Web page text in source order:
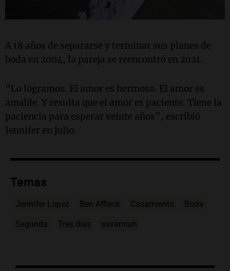
A 18 años de separarse y terminar sus planes de
boda en 2004, la pareja se reencontró en 2021.
“Lo logramos. El amor es hermoso. El amor es
amable. Y resulta que el amor es paciente. Tiene la
paciencia para esperar veinte años”, escribió
Jennifer en julio.
Temas
Jennifer Lopez Ben Affleck Casamiento Boda
Segunda Tres días savannah